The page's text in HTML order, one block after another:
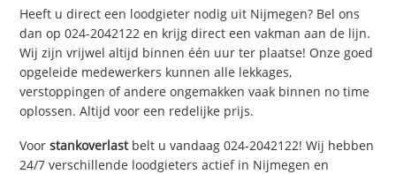
Heeft u direct een loodgieter nodig uit Nijmegen? Bel ons
dan op 024-2042122 en krijg direct een vakman aan de lijn.
Wij zijn vrijwel altijd binnen één uur ter plaatse! Onze goed
opgeleide medewerkers kunnen alle lekkages,
verstoppingen of andere ongemakken vaak binnen no time
oplossen. Altijd voor een redelijke prijs.
Voorstankoverlastbelt u vandaag 024-2042122! Wij hebben
24/7 verschillende loodgieters actief in Nijmegen en